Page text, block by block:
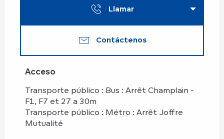
Llamar
Contáctenos
Acceso
Acceso
Transporte público : Bus : Arrêt Champlain -
F1, F7 et 27 a 30m
Transporte público : Métro : Arrêt Joffre
Mutualité